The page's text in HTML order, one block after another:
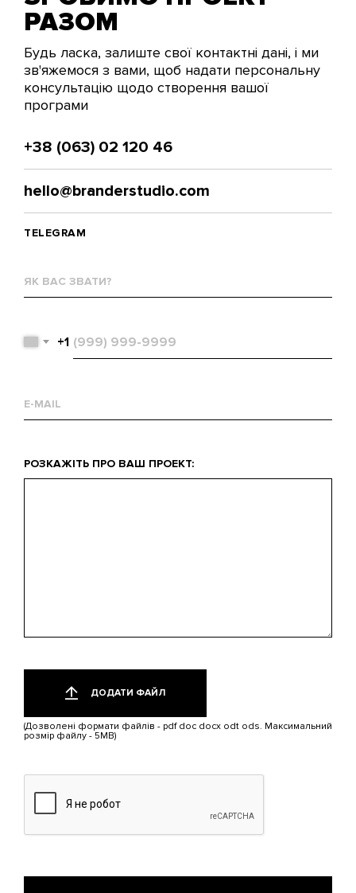
РАЗОМ
Будь ласка, залиште свої контактні дані, і ми
зв'яжемося з вами, щоб надати персональну
консультацію щодо створення вашої
програми
+38 (063) 02 120 46
hello@branderstudio.com
TELEGRAM
вас
Телефон
+1
Що
РОЗКАЖІТЬ ПРО ВАШ ПРОЕКТ:
Додати
ДОДАТИ ФАЙЛ
(Дозволені формати файлів - pdf doc docx odt ods. Максимальний
розмір файлу - 5MB)
Лише
Обмеження:
5
МБ.
doc,
ods.